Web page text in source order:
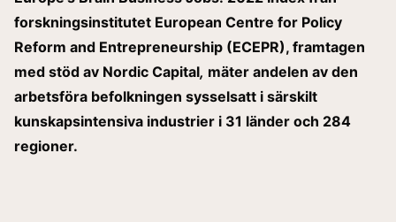
forskningsinstitutet European Centre for Policy
Reform and Entrepreneurship (ECEPR), framtagen
med stöd av Nordic Capital, mäter andelen av den
arbetsföra befolkningen sysselsatt i särskilt
kunskapsintensiva industrier i 31 länder och 284
regioner.